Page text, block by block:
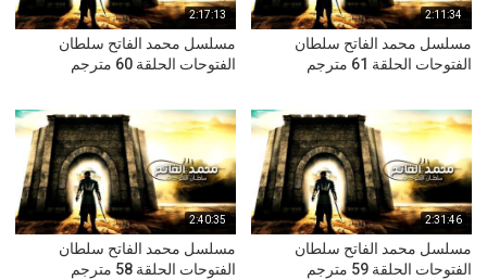
2:11:34
مسلسل محمد الفاتح سلطان
الفتوحات الحلقة 61 مترجم
2:17:13
مسلسل محمد الفاتح سلطان
الفتوحات الحلقة 60 مترجم
2:31:46
مسلسل محمد الفاتح سلطان
الفتوحات الحلقة 59 مترجم
2:40:35
مسلسل محمد الفاتح سلطان
الفتوحات الحلقة 58 مترجم